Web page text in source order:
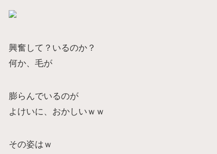
興奮して？いるのか？
何か、毛が
膨らんでいるのが
よけいに、おかしいｗｗ
その姿はｗ